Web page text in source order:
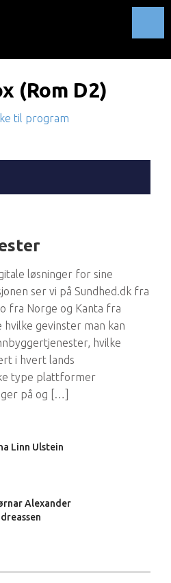
(Rom D2)
til program
løsninger for sine
ser vi på Sundhed.dk fra
fra Norge og Kanta fra
hvilke gevinster man kan
hvilke
i hvert lands
type plattformer
på og […]
Linn Ulstein
Alexander